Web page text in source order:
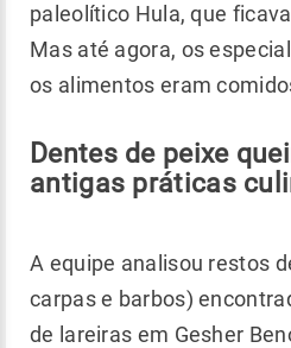
paleolítico Hula, que
Mas até agora, os
os alimentos eram
Dentes de peixe
antigas práticas
A equipe analisou restos
carpas e barbos)
de lareiras em Gesher